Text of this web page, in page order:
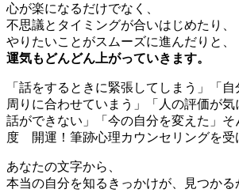
心が楽になるだけでなく、
不思議とタイミングが合いはじめたり、
やりたいことがスムーズに進んだりと、
運気もどんどん上がっていきます。
「話をするときに緊張してしまう」「
周りに合わせていまう」「人の評価が気
話ができない」「今の自分を変えた」そ
度 開運！筆跡心理カウンセリングを受
あなたの文字から、
本当の自分を知るきっかけが、見つかる